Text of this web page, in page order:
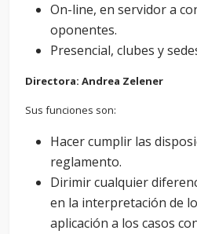
On-line, en servidor a
oponentes.
Presencial, clubes y
Directora: Andrea Zelener
Sus funciones son:
Hacer cumplir las
reglamento.
Dirimir cualquier
en la interpretación de
aplicación a los casos